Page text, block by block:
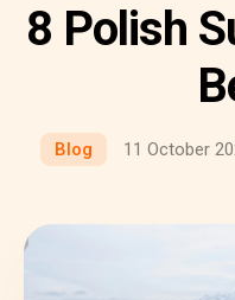
8 Polish
Blog 11 October